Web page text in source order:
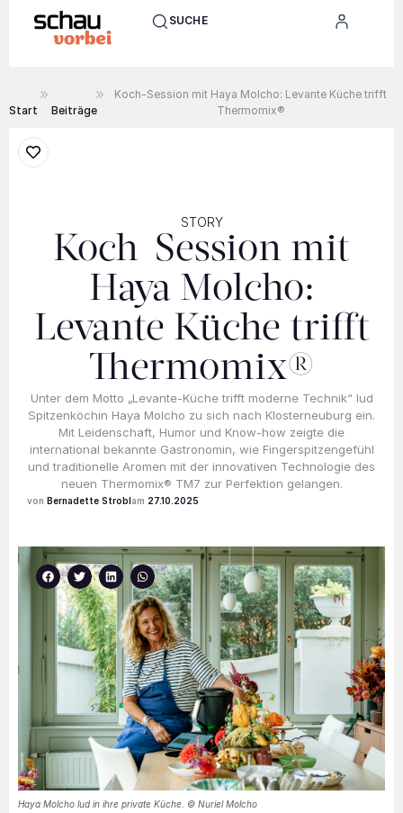
SUCHE
Start Beiträge
Koch-Session mit Haya Molcho: Levante Küche trifft
Thermomix®
STORY
Koch-Session mit
Haya Molcho:
Levante Küche trifft
Thermomix®
Unter dem Motto „Levante-Küche trifft moderne Technik“ lud
Spitzenköchin Haya Molcho zu sich nach Klosterneuburg ein.
Mit Leidenschaft, Humor und Know-how zeigte die
international bekannte Gastronomin, wie Fingerspitzengefühl
und traditionelle Aromen mit der innovativen Technologie des
neuen Thermomix® TM7 zur Perfektion gelangen.
Bernadette Strobl 27.10.2025
Haya Molcho lud in ihre private Küche. © Nuriel Molcho